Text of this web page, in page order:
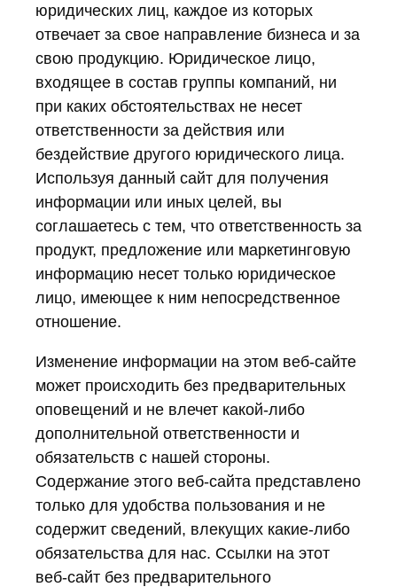
юридических лиц, каждое из которых
отвечает за свое направление бизнеса и за
свою продукцию. Юридическое лицо,
входящее в состав группы компаний, ни
при каких обстоятельствах не несет
ответственности за действия или
бездействие другого юридического лица.
Используя данный сайт для получения
информации или иных целей, вы
соглашаетесь с тем, что ответственность за
продукт, предложение или маркетинговую
информацию несет только юридическое
лицо, имеющее к ним непосредственное
отношение.
Изменение информации на этом веб-сайте
может происходить без предварительных
оповещений и не влечет какой-либо
дополнительной ответственности и
обязательств с нашей стороны.
Содержание этого веб-сайта представлено
только для удобства пользования и не
содержит сведений, влекущих какие-либо
обязательства для нас. Ссылки на этот
веб-сайт без предварительного